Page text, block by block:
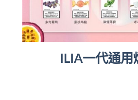
ILIA一代通用